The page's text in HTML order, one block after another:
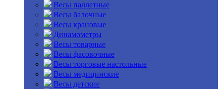
Весы паллетные
Весы балочные
Весы крановые
Динамометры
Весы товарные
Весы фасовочные
Весы торговые настольные
Весы медицинские
Весы детские